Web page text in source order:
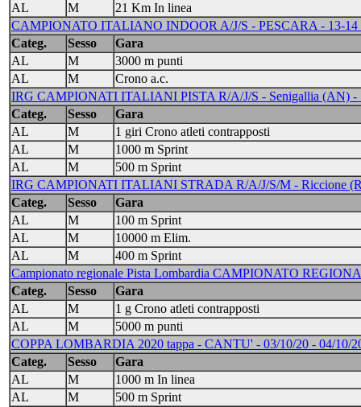
AL
M
21 Km In linea
CAMPIONATO ITALIANO INDOOR A/J/S - PESCARA - 13-
Categ.
Sesso
Gara
AL
M
3000 m punti
AL
M
Crono a.c.
IRG CAMPIONATI ITALIANI PISTA R/A/J/S - Senigallia (AN) -
Categ.
Sesso
Gara
AL
M
1 giri Crono atleti contrapposti
AL
M
1000 m Sprint
AL
M
500 m Sprint
IRG CAMPIONATI ITALIANI STRADA R/A/J/S/M - Riccione
Categ.
Sesso
Gara
AL
M
100 m Sprint
AL
M
10000 m Elim.
AL
M
400 m Sprint
Campionato regionale Pista Lombardia CAMPIONATO
Categ.
Sesso
Gara
AL
M
1 g Crono atleti contrapposti
AL
M
5000 m punti
COPPA LOMBARDIA 2020 tappa - CANTU' - 03/10/20 - 04/10/
Categ.
Sesso
Gara
AL
M
1000 m In linea
AL
M
500 m Sprint